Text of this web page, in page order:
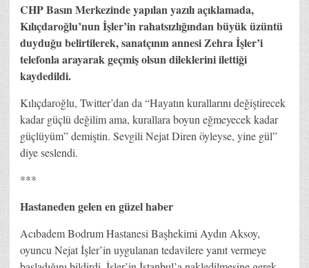
CHP Basın Merkezinde yapılan yazılı açıklamada,
Kılıçdaroğlu’nun İşler’in rahatsızlığından büyük üzüntü
duyduğu belirtilerek, sanatçının annesi Zehra İşler’i
telefonla arayarak geçmiş olsun dileklerini ilettiği
kaydedildi.
Kılıçdaroğlu, Twitter’dan da “Hayatın kurallarını değiştirecek
kadar güçlü değilim ama, kurallara boyun eğmeyecek kadar
güçlüyüm” demiştin. Sevgili Nejat Diren öyleyse, yine gül”
diye seslendi.
***
Hastaneden gelen en güzel haber
Acıbadem Bodrum Hastanesi Başhekimi Aydın Aksoy,
oyuncu Nejat İşler’in uygulanan tedavilere yanıt vermeye